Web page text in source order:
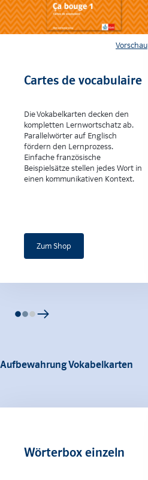
Vorschau
Cartes de vocabulaire
Die Vokabelkarten decken den
kompletten Lernwortschatz ab.
Parallelwörter auf Englisch
fördern den Lernprozess.
Einfache französische
Beispielsätze stellen jedes Wort in
einen kommunikativen Kontext.
Zum Shop
Aufbewahrung Vokabelkarten
Wörterbox einzeln